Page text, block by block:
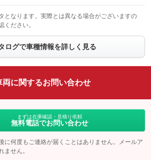
シートヒーター
：装備あり
フロントカメラ
：装備なし
全周囲カメラ
：装備なし
ルーフレール
：装備あり
ヘッドライトウォッシャー
となります。実際とは異なる場合がございますの
ください。
ログで車種情報を詳しく見る
両に関するお問い合わせ
まずは在庫確認・見積り依頼
無料電話でお問い合わせ
に何度もご連絡が届くことはありません。メールア
ません。